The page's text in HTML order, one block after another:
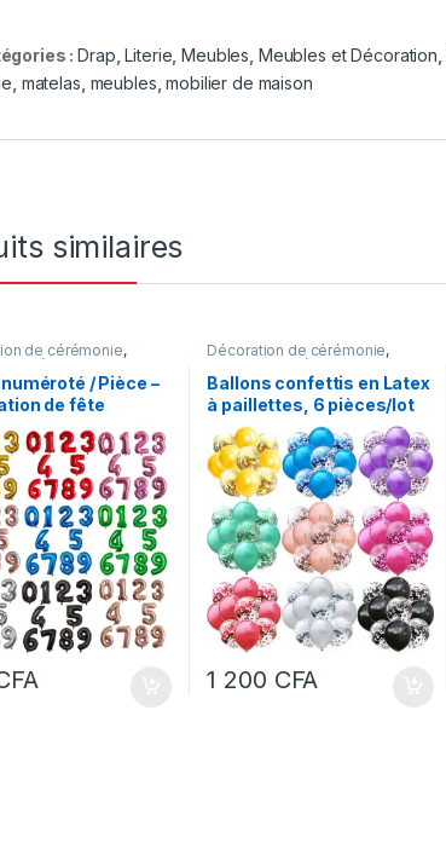
:Drap ,Literie ,Meubles Meubles et Décoration
matelas meubles ,mobilier de maison
similaires
de cérémonie,
et Décoration
numéroté / Pièce –
de fête
et de
Décoration de cérémonie,
Meubles et Décoration
Ballons confettis en Latex
à paillettes, 6 pièces/lot
1 200 CFA